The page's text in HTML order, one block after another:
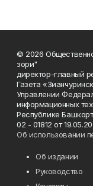
© 2026
зори"
директор-главный
Газета
Управлении
информационных
Республике
02 - 01812 от
Об использовании
Об издании
Руководство